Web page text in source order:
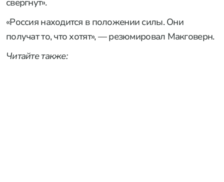
«Россия находится в положении силы. Они
получат то, что хотят», — резюмировал Макговерн.
Читайте также: